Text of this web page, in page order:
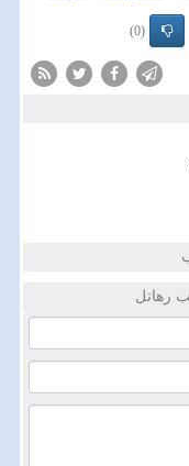
(0)
رهاتل